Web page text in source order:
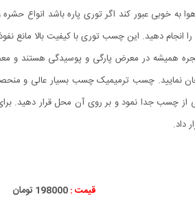
خوبی عبور کند اگر توری پاره باشد انواع
دهید. این چسب توری با کیفیت بالا مانع
همیشه در معرض پارگی و پوسیدگی هستند و
چسب ترمیمیک چسب بسیار عالی و منحصر
چسب جدا نمود و بر روی آن محل قرار دهید.
داد.
قیمت :198000 تومان